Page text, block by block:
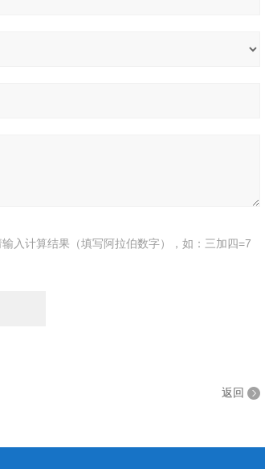
输入计算结果（填写阿拉伯数字），如：三加四=7
返回